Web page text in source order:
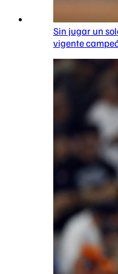
Sin jugar un
vigente